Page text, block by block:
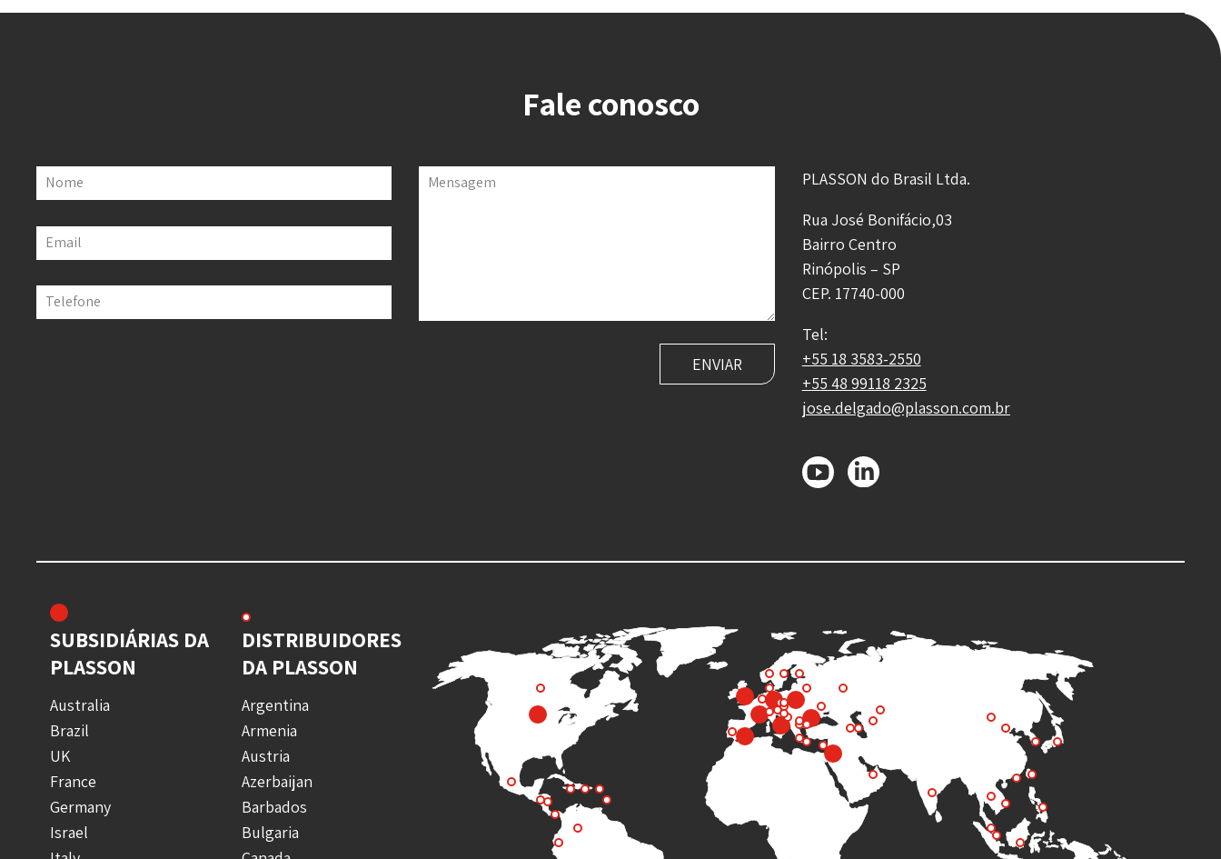
Fale conosco
Nome
Email
Telefone
Mensagem
PLASSON do Brasil Ltda.
Rua José Bonifácio,03
Bairro Centro
Rinópolis – SP
CEP. 17740-000
Tel:
+55 18 3583-2550
+55 48 99118 2325
jose.delgado@plasson.com.br
SUBSIDIÁRIAS DA
PLASSON
Australia
Brazil
UK
France
Germany
Israel
DISTRIBUIDORES
DA PLASSON
Argentina
Armenia
Austria
Azerbaijan
Barbados
Bulgaria